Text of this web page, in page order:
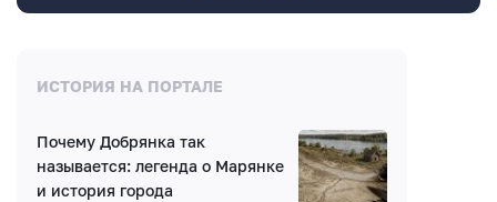
Нет комментариев
ИСТОРИЯ НА ПОРТАЛЕ
Почему Добрянка так
называется: легенда о Марянке
и история города